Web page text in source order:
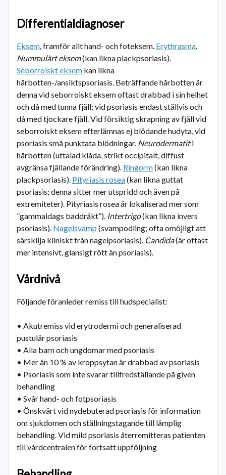
Differentialdiagnoser
Eksem,framför allt hand- och foteksem. Erythrasma.
Nummulärt eksem(kan likna plackpsoriasis).
Seborroiskt eksem kan likna
hårbotten-/ansiktspsoriasis. Beträffande hårbotten är
denna vid seborroiskt eksem oftast drabbad i sin helhet
och då med tunna fjäll; vid psoriasis endast ställvis och
då med tjockare fjäll. Vid försiktig skrapning av fjäll vid
seborroiskt eksem efterlämnas ej blödande hudyta, vid
psoriasis små punktata blödningar. Neurodermatiti
hårbotten (uttalad klåda, strikt occipitalt, diffust
avgränsa fjällande förändring). Ringorm(kan likna
plackpsoriasis). Pityriasis rosea(kan likna guttat
psoriasis; denna sitter mer utspridd och även på
extremiteter). Pityriasis rosea är lokaliserad mer som
”gammaldags baddräkt”). Intertrigo(kan likna invers
psoriasis). Nagelsvamp (svampodling; ofta omöjligt att
särskilja kliniskt från nagelpsoriasis). Candida(är oftast
mer intensivt, glansigt rött än psoriasis).
Vårdnivå
Följande föranleder remiss till hudspecialist:
• Akutremiss vid erytrodermi och generaliserad
pustulär psoriasis
• Alla barn och ungdomar med psoriasis
• Mer än 10 % av kroppsytan är drabbad av psoriasis
• Psoriasis som inte svarar tillfredställande på given
behandling
• Svår hand- och fotpsoriasis
• Önskvärt vid nydebuterad psoriasis för information
om sjukdomen och ställningstagande till lämplig
behandling. Vid mild psoriasis återremitteras patienten
till vårdcentralen för fortsatt uppföljning